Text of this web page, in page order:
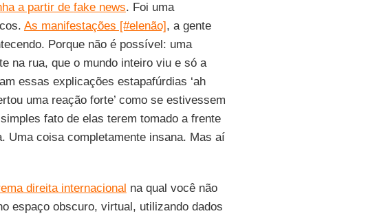
a partir de fake news. Foi uma
As manifestações [#elenão], a gente
Porque não é possível: uma
na rua, que o mundo inteiro viu e só a
essas explicações estapafúrdias ‘ah
uma reação forte’ como se estivessem
fato de elas terem tomado a frente
Uma coisa completamente insana. Mas aí
direita internacional na qual você não
espaço obscuro, virtual, utilizando dados